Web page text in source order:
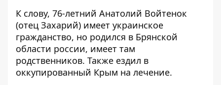
К слову, 76-летний Анатолий Войтенок
(отец Захарий) имеет украинское
гражданство, но родился в Брянской
области россии, имеет там
родственников. Также ездил в
оккупированный Крым на лечение.